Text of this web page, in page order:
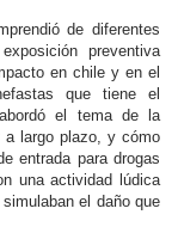
de diferentes
preventiva
en chile y en el
que tiene el
el tema de la
largo plazo, y cómo
entrada para drogas
una actividad lúdica
el daño que